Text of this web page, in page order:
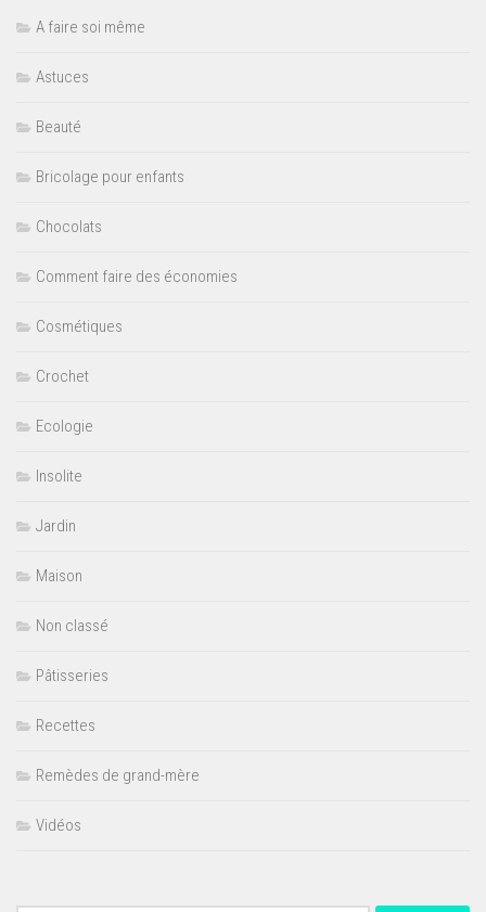
A faire soi même
Astuces
Beauté
Bricolage pour enfants
Chocolats
Comment faire des économies
Cosmétiques
Crochet
Ecologie
Insolite
Jardin
Maison
Non classé
Pâtisseries
Recettes
Remèdes de grand-mère
Vidéos